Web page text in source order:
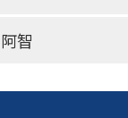
阿智